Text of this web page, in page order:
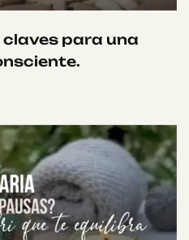
para una